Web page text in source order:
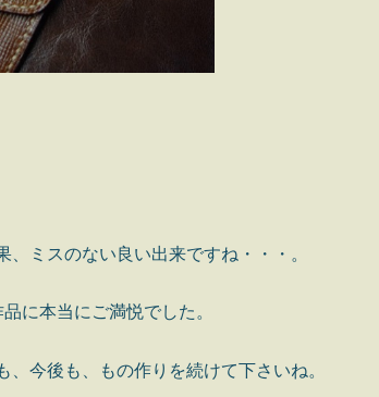
ミスのない良い出来ですね・・・。
に本当にご満悦でした。
今後も、もの作りを続けて下さいね。